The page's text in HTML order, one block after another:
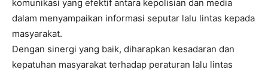
komunikasi yang efektif antara kepolisian dan media
dalam menyampaikan informasi seputar lalu lintas kepada
masyarakat.
Dengan sinergi yang baik, diharapkan kesadaran dan
kepatuhan masyarakat terhadap peraturan lalu lintas